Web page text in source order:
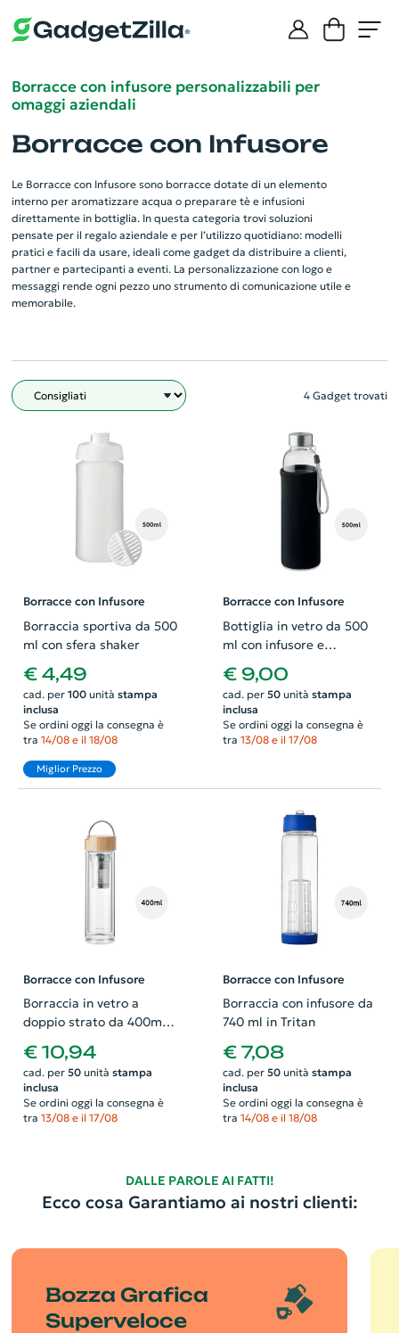
Borracce con infusore personalizzabili per
omaggi aziendali
Borracce con Infusore
Le Borracce con Infusore sono borracce dotate di un elemento
interno per aromatizzare acqua o preparare tè e infusioni
direttamente in bottiglia. In questa categoria trovi soluzioni
pensate per il regalo aziendale e per l’utilizzo quotidiano: modelli
pratici e facili da usare, ideali come gadget da distribuire a clienti,
partner e partecipanti a eventi. La personalizzazione con logo e
messaggi rende ogni pezzo uno strumento di comunicazione utile e
memorabile.
Filtro 4 Gadget trovati
Borracce con Infusore
Borraccia sportiva da 500
ml con sfera shaker
€ 4,49
cad. per 100unità stampa
inclusa
Se ordini oggi la consegna è
tra 14/08 e il 18/08
Miglior Prezzo
Borracce con Infusore
Bottiglia in vetro da 500
ml con infusore e
custodia
€ 9,00
cad. per 50unità stampa
inclusa
Se ordini oggi la consegna è
tra 13/08 e il 17/08
Borracce con Infusore
Borraccia in vetro a
doppio strato da 400ml
infusore tè
€ 10,94
cad. per 50unità stampa
inclusa
Se ordini oggi la consegna è
tra 13/08 e il 17/08
Borracce con Infusore
Borraccia con infusore da
740 ml in Tritan
€ 7,08
cad. per 50unità stampa
inclusa
Se ordini oggi la consegna è
tra 14/08 e il 18/08
DALLE PAROLE AI FATTI!
Ecco cosa Garantiamo ai nostri clienti:
Bozza Grafica
Superveloce